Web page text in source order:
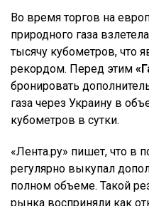
Во время торгов на
природного газа
тысячу кубометров, что
рекордом. Перед этим
бронировать
газа через Украину в
кубометров в сутки.
«Лента.ру» пишет, что в
регулярно выкупал
полном объеме. Такой
рынка восприняли как